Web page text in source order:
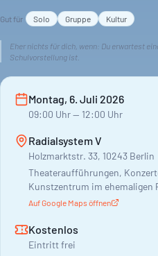
Gut für Solo Gruppe Kultur
Eher nichts für dich, wenn: Du erwartest
Schulvorstellung ist.
Montag, 6. Juli 2026
09:00 Uhr— 12:00 Uhr
Radialsystem V
Holzmarktstr. 33, 10243 Berlin
Theateraufführungen,
Kunstzentrum im ehemaligen
Wasser.
Auf Google Maps öffnen
Kostenlos
Eintritt frei